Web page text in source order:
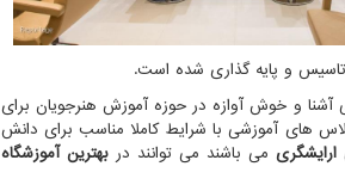
تاسیس و پایه گذاری شده است.
و خوش آوازه در حوزه آموزش هنرجویان برای
و نمایندگی های فعال در 9 کشور امکان برگزاری کلاس های آموزشی با شرایط کاملا مناسب برای دانش
می باشند می توانند در بهترین آموزشگاه